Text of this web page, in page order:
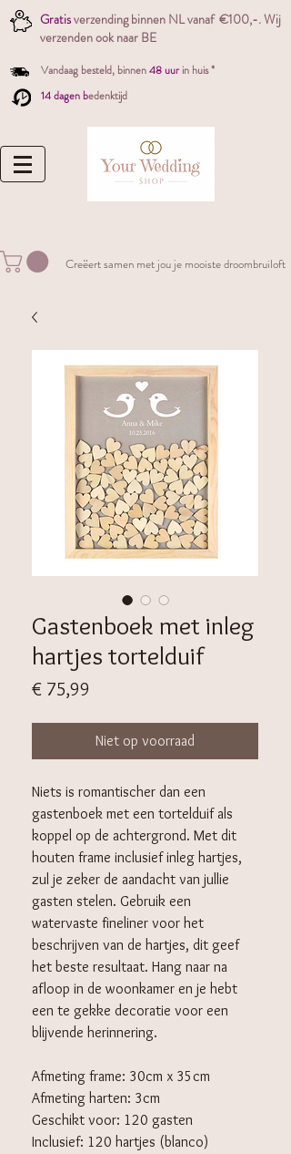
Gratisverzending binnen NL vanaf €100,-. Wij
verzenden ook naar BE
Vandaag besteld, binnen48 uur in huis *
14 dagen bedenktijd
Creëert samen met jou je mooiste droombruiloft
Gastenboek met inleg
hartjes tortelduif
€ 75,99
Niet op voorraad
Niets is romantischer dan een
gastenboek met een tortelduif als
koppel op de achtergrond. Met dit
houten frame inclusief inleg hartjes,
zul je zeker de aandacht van jullie
gasten stelen. Gebruik een
watervaste fineliner voor het
beschrijven van de hartjes, dit geef
het beste resultaat. Hang naar na
afloop in de woonkamer en je hebt
een te gekke decoratie voor een
blijvende herinnering.
Afmeting frame: 30cm x 35cm
Afmeting harten: 3cm
Geschikt voor: 120 gasten
Inclusief: 120 hartjes (blanco)